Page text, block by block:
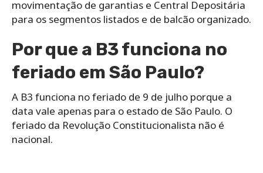
movimentação de garantias e Central Depositária
para os segmentos listados e de balcão organizado.
Por que a B3 funciona no
feriado em São Paulo?
A B3 funciona no feriado de 9 de julho porque a
data vale apenas para o estado de São Paulo. O
feriado da Revolução Constitucionalista não é
nacional.